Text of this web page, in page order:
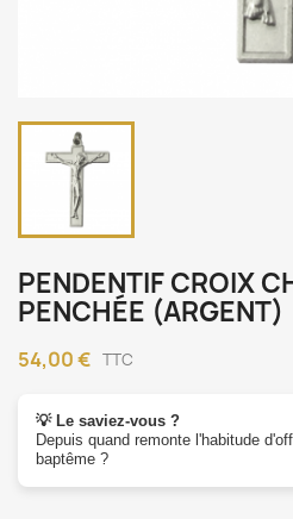
PENDENTIF CROIX
PENCHÉE (ARGENT)
54,00 € TTC
💡 Le saviez-vous ?
Depuis quand remonte l'habitude
baptême ?